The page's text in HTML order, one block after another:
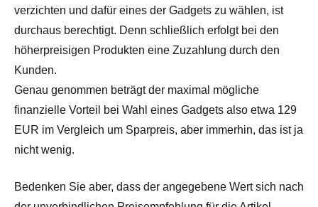
verzichten und dafür eines der Gadgets zu wählen, ist
durchaus berechtigt. Denn schließlich erfolgt bei den
höherpreisigen Produkten eine Zuzahlung durch den
Kunden.
Genau genommen beträgt der maximal mögliche
finanzielle Vorteil bei Wahl eines Gadgets also etwa 129
EUR im Vergleich um Sparpreis, aber immerhin, das ist ja
nicht wenig.
Bedenken Sie aber, dass der angegebene Wert sich nach